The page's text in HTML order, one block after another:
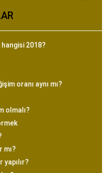
2018?
oranı aynı mı?
olmalı?
mı?